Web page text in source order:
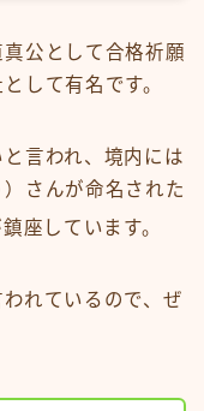
公として合格祈願
して有名です。
言われ、境内には
さんが命名された
座しています。
れているので、ぜ